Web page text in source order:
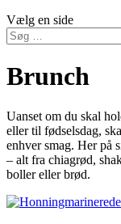
Vælg en side
Brunch
Uanset om du skal
eller til fødselsdag,
enhver smag. Her på
– alt fra chiagrød,
boller eller brød.